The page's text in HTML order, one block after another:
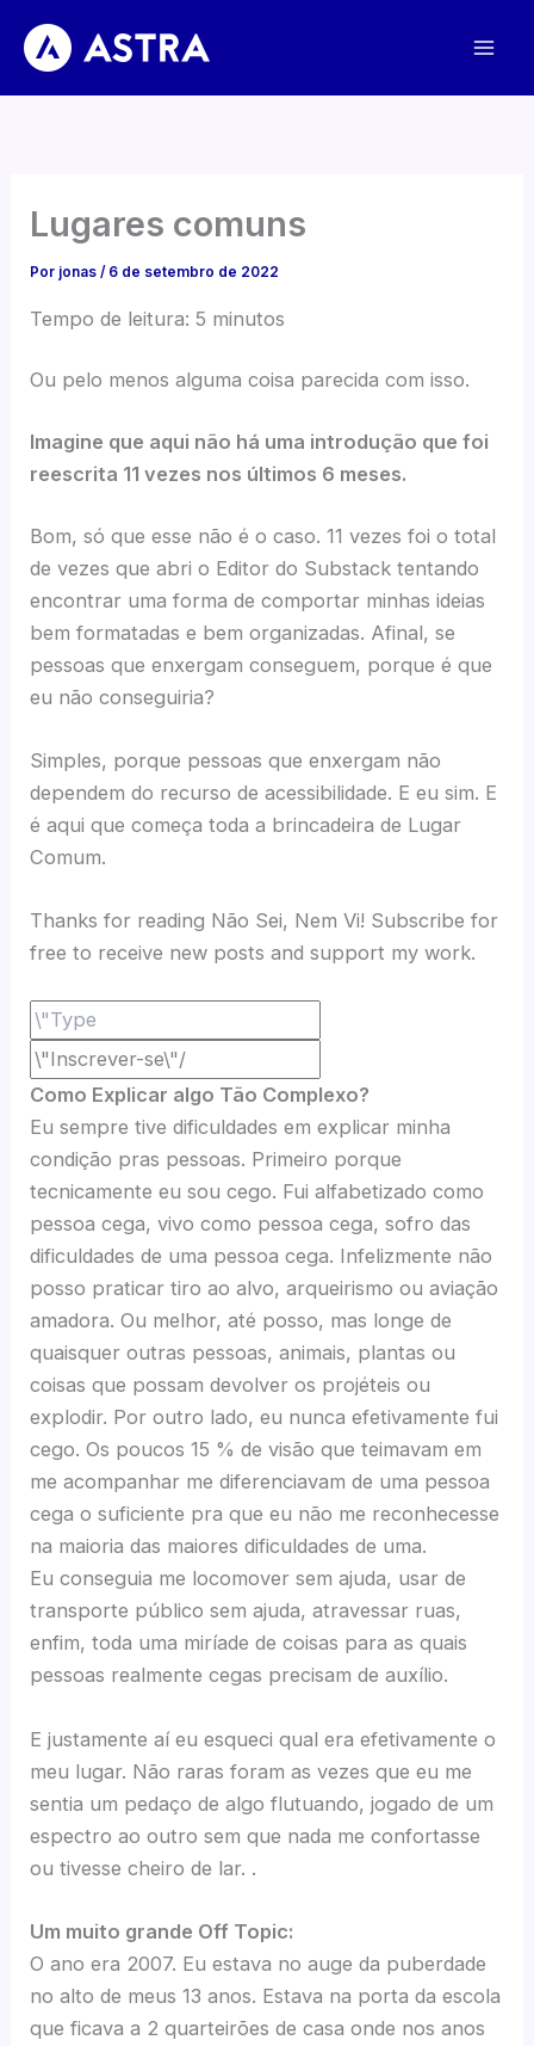
para
Lugares comuns
Por jonas/ 6 de setembro de 2022
Tempo de leitura:5 minutos
Ou pelo menos alguma coisa parecida com isso.
Imagine que aqui não há uma introdução que foi
reescrita 11 vezes nos últimos 6 meses.
Bom, só que esse não é o caso. 11 vezes foi o total
de vezes que abri o Editor do Substack tentando
encontrar uma forma de comportar minhas ideias
bem formatadas e bem organizadas. Afinal, se
pessoas que enxergam conseguem, porque é que
eu não conseguiria?
Simples, porque pessoas que enxergam não
dependem do recurso de acessibilidade. E eu sim. E
é aqui que começa toda a brincadeira de Lugar
Comum.
Thanks for reading Não Sei, Nem Vi! Subscribe for
free to receive new posts and support my work.
Como Explicar algo Tão Complexo?
Eu sempre tive dificuldades em explicar minha
condição pras pessoas. Primeiro porque
tecnicamente eu sou cego. Fui alfabetizado como
pessoa cega, vivo como pessoa cega, sofro das
dificuldades de uma pessoa cega. Infelizmente não
posso praticar tiro ao alvo, arqueirismo ou aviação
amadora. Ou melhor, até posso, mas longe de
quaisquer outras pessoas, animais, plantas ou
coisas que possam devolver os projéteis ou
explodir. Por outro lado, eu nunca efetivamente fui
cego. Os poucos 15 % de visão que teimavam em
me acompanhar me diferenciavam de uma pessoa
cega o suficiente pra que eu não me reconhecesse
na maioria das maiores dificuldades de uma.
Eu conseguia me locomover sem ajuda, usar de
transporte público sem ajuda, atravessar ruas,
enfim, toda uma miríade de coisas para as quais
pessoas realmente cegas precisam de auxílio.
E justamente aí eu esqueci qual era efetivamente o
meu lugar. Não raras foram as vezes que eu me
sentia um pedaço de algo flutuando, jogado de um
espectro ao outro sem que nada me confortasse
ou tivesse cheiro de lar. .
Um muito grande Off Topic:
O ano era 2007. Eu estava no auge da puberdade
no alto de meus 13 anos. Estava na porta da escola
que ficava a 2 quarteirões de casa onde nos anos